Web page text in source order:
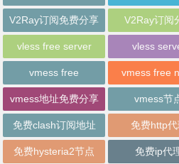
V2Ray订阅免费分享 V2Ray订阅
vless free server vless
vmess free vmess free
vmess地址免费分享 vmess节
免费clash订阅地址 免费http代
免费hysteria2节点 免费ip代